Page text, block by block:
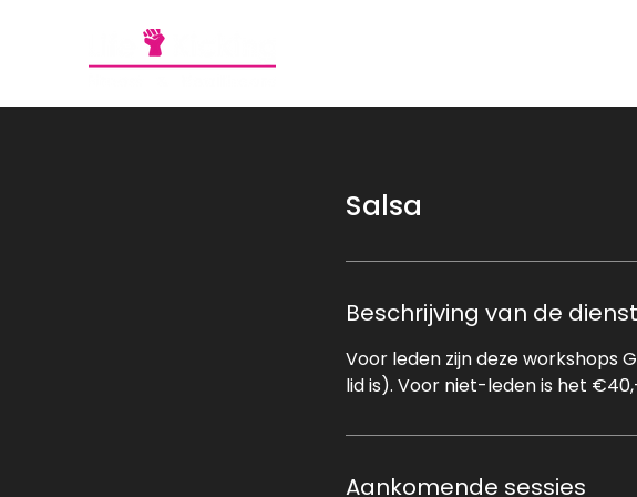
Salsa
Beschrijving van de dienst
Voor leden zijn deze workshops
lid is). Voor niet-leden is het
Aankomende sessies